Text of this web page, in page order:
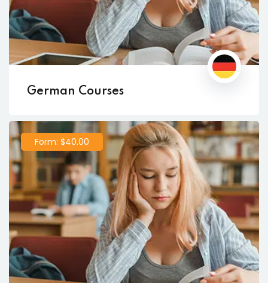
German Courses
Form: $40.00